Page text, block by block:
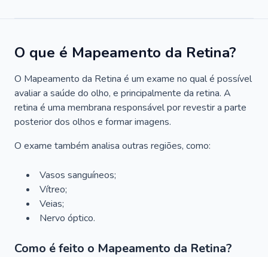
O que é Mapeamento da Retina?
O Mapeamento da Retina é um exame no qual é possível
avaliar a saúde do olho, e principalmente da retina. A
retina é uma membrana responsável por revestir a parte
posterior dos olhos e formar imagens.
O exame também analisa outras regiões, como:
Vasos sanguíneos;
Vítreo;
Veias;
Nervo óptico.
Como é feito o Mapeamento da Retina?